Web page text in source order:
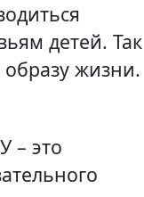
детей. Так
образу жизни.
– это